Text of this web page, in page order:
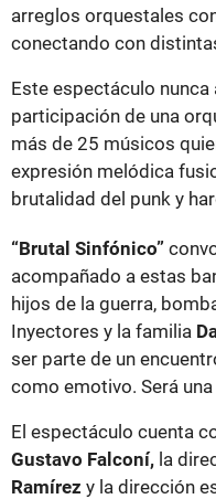
arreglos orquestales
conectando con
Este espectáculo
participación de una
más de 25 músicos
expresión melódica
brutalidad del punk y
“Brutal Sinfónico”
acompañado a estas
hijos de la guerra,
Inyectores y la familia
ser parte de un
como emotivo. Será
El espectáculo cuenta
Gustavo Falconí, la
Ramírez y la dirección